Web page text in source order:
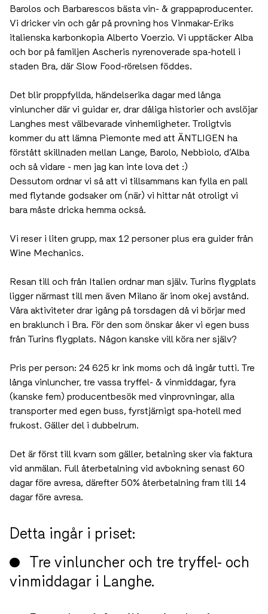
Wine Mechanics Nebbiolodruvor, gör besök hos några
av Barolos och Barbarescos bästa vin- &
grappaproducenter. Vi dricker vin och går på provning
hos Vinmakar-Eriks italienska karbonkopia Alberto
Voerzio. Vi upptäcker Alba och bor på familjen Ascheris
rörelsen föddes.
Det blir proppfyllda, händelserika dagar med långa
vinluncher där vi guidar er, drar dåliga historier och
avslöjar Langhes mest välbevarade vinhemligheter.
Troligtvis kommer du att lämna Piemonte med att
ÄNTLIGEN ha förstått skillnaden mellan Lange, Barolo,
Nebbiolo, d’Alba och så vidare - men jag kan inte lova
det :)
med flytande godsaker om (när) vi hittar nåt otroligt vi
bara måste dricka hemma också.
Vi reser i liten grupp, max 12 personer plus era guider
från Wine Mechanics.
Resan till och från Italien ordnar man själv. Turins
flygplats ligger närmast till men även Milano är inom
vi börjar med en braklunch i Bra. För den som önskar
åker vi egen buss från Turins flygplats. Någon kanske
vill köra ner själv?
Pris per person: 24 625 kr ink moms och då ingår tutti.
fyra (kanske fem) producentbesök med vinprovningar,
alla transporter med egen buss, fyrstjärnigt spa-hotell
med frukost. Gäller del i dubbelrum.
faktura vid anmälan. Full återbetalning vid avbokning
senast 60 dagar före avresa, därefter 50% återbetalning
fram till 14 dagar före avresa.
Detta ingår i priset: